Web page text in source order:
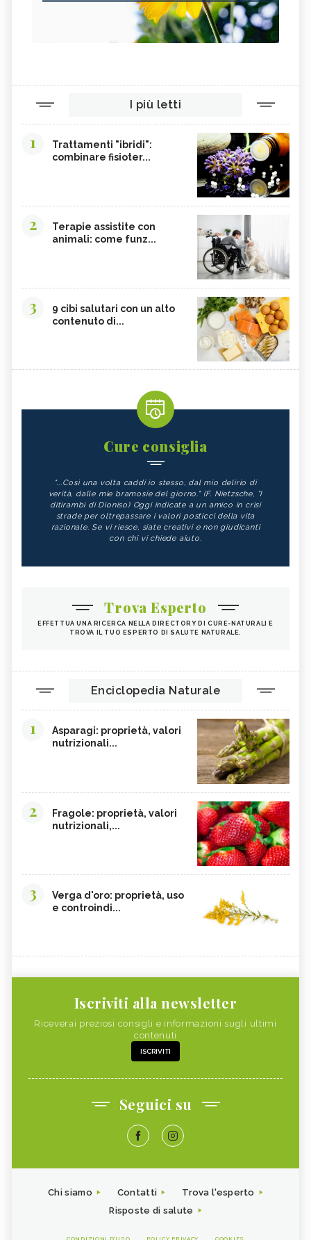
I più letti
1
Trattamenti "ibridi":
combinare fisioter...
2
Terapie assistite con
animali: come funz...
3
9 cibi salutari con un alto
contenuto di...
Cure consiglia
"...Così una volta caddi io stesso, dal mio delirio di
verità, dalle mie bramosie del giorno." (F. Nietzsche, "I
ditirambi di Dioniso) Oggi indicate a un amico in crisi
strade per oltrepassare i valori posticci della vita
razionale. Se vi riesce, siate creativi e non giudicanti
con chi vi chiede aiuto.
Trova Esperto
EFFETTUA UNA RICERCA NELLA DIRECTORY DI CURE-NATURALI E
TROVA IL TUO ESPERTO DI SALUTE NATURALE.
Enciclopedia Naturale
1
Asparagi: proprietà, valori
nutrizionali...
2
Fragole: proprietà, valori
nutrizionali,...
3
Verga d'oro: proprietà, uso
e controindi...
Iscriviti alla newsletter
Riceverai preziosi consigli e informazioni sugli ultimi
contenuti
ISCRIVITI
Seguici su
Chi siamo Contatti
Trova l'esperto
Risposte di salute
CONDIZIONI D'USO POLICY PRIVACY COOKIES